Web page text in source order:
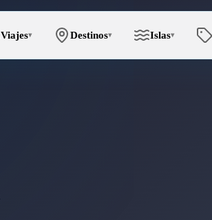
Viajes▾ Destinos▾ Islas▾